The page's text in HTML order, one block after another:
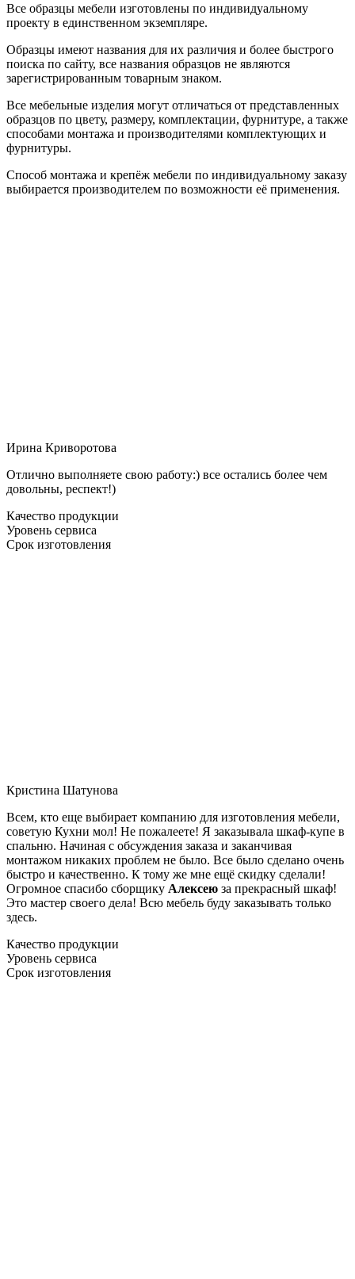
Все образцы мебели изготовлены по индивидуальному
проекту в единственном экземпляре.
Образцы имеют названия для их различия и более быстрого
поиска по сайту, все названия образцов не являются
зарегистрированным товарным знаком.
Все мебельные изделия могут отличаться от представленных
образцов по цвету, размеру, комплектации, фурнитуре, а также
способами монтажа и производителями комплектующих и
фурнитуры.
Способ монтажа и крепёж мебели по индивидуальному заказу
выбирается производителем по возможности её применения.
Ирина Криворотова
Отлично выполняете свою работу:) все остались более чем
довольны, респект!)
Качество продукции
Уровень сервиса
Срок изготовления
Кристина Шатунова
Всем, кто еще выбирает компанию для изготовления мебели,
советую Кухни мол! Не пожалеете! Я заказывала шкаф-купе в
спальню. Начиная с обсуждения заказа и заканчивая
монтажом никаких проблем не было. Все было сделано очень
быстро и качественно. К тому же мне ещё скидку сделали!
Огромное спасибо сборщику Алексею за прекрасный шкаф!
Это мастер своего дела! Всю мебель буду заказывать только
здесь.
Качество продукции
Уровень сервиса
Срок изготовления